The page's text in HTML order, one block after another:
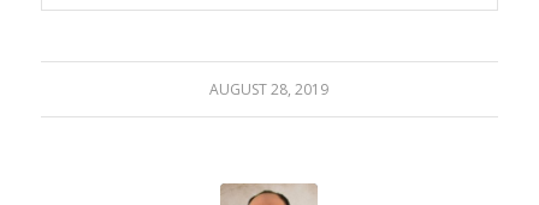
AUGUST 28, 2019